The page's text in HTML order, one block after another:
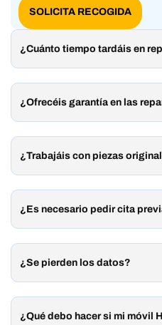
SOLICITA RECOGIDA
¿Cuánto tiempo tardáis en
¿Ofrecéis garantía en las
¿Trabajáis con piezas
¿Es necesario pedir cita
¿Se pierden los datos?
¿Qué debo hacer si mi móvil